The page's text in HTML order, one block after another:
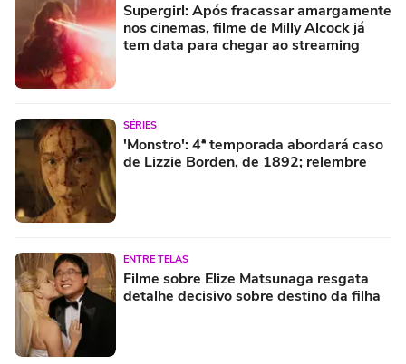
Supergirl: Após fracassar amargamente
nos cinemas, filme de Milly Alcock já
tem data para chegar ao streaming
SÉRIES
'Monstro': 4ª temporada abordará caso
de Lizzie Borden, de 1892; relembre
ENTRE TELAS
Filme sobre Elize Matsunaga resgata
detalhe decisivo sobre destino da filha